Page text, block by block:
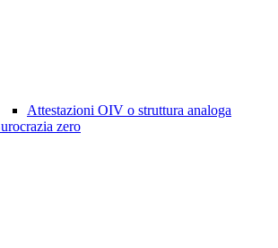
Attestazioni OIV o struttura analoga
zero